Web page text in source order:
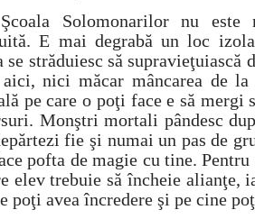
Şcoala Solomonarilor nu
E mai degrabă un loc
se străduiesc să
nici măcar mâncarea de
pe care o poţi face e să
Monştri mortali pândesc
fie şi numai un pas de
pofta de magie cu tine.
elev trebuie să încheie alianţe,
poţi avea încredere şi pe cine